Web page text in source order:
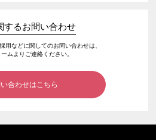
するお問い合わせ
用などに関してのお問い合わせは、
ムよりご連絡ください。
合わせはこちら